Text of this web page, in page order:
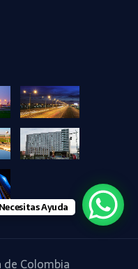
+
+
de Colombia
Necesitas Ayuda